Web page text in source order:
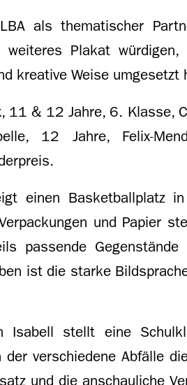
als thematischer
Plakat würdigen,
kreative Weise umgesetzt
11 & 12 Jahre, 6. Klasse,
12 Jahre, Felix-
einen Basketballplatz
und Papier
passende Gegenstände
ist die starke
Isabell stellt eine
verschiedene Abfälle
und die anschauliche